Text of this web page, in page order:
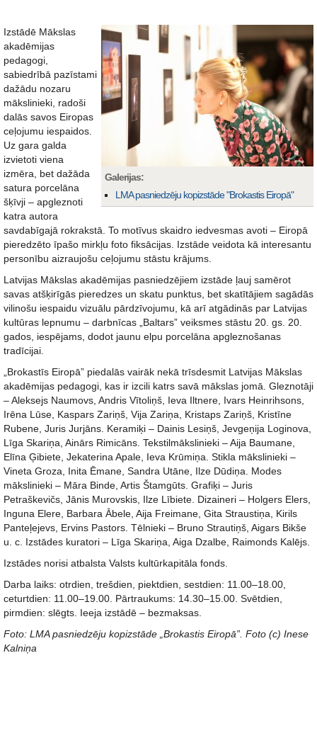
Galerijas:
LMA pasniedzēju kopizstāde "Brokastis Eiropā"
Izstādē Mākslas
akadēmijas
pedagogi,
sabiedrībā pazīstami
dažādu nozaru
mākslinieki, radoši
dalās savos Eiropas
ceļojumu iespaidos.
Uz gara galda
izvietoti viena
izmēra, bet dažāda
satura porcelāna
šķīvji – apgleznoti
katra autora
savdabīgajā rokrakstā. To motīvus skaidro iedvesmas avoti – Eiropā
pieredzēto īpašo mirkļu foto fiksācijas. Izstāde veidota kā interesantu
personību aizraujošu ceļojumu stāstu krājums.
Latvijas Mākslas akadēmijas pasniedzējiem izstāde ļauj samērot
savas atšķirīgās pieredzes un skatu punktus, bet skatītājiem sagādās
vilinošu iespaidu vizuālu pārdzīvojumu, kā arī atgādinās par Latvijas
kultūras lepnumu – darbnīcas „Baltars” veiksmes stāstu 20. gs. 20.
gados, iespējams, dodot jaunu elpu porcelāna apgleznošanas
tradīcijai.
„Brokastīs Eiropā” piedalās vairāk nekā trīsdesmit Latvijas Mākslas
akadēmijas pedagogi, kas ir izcili katrs savā mākslas jomā. Gleznotāji
– Aleksejs Naumovs, Andris Vītoliņš, Ieva Iltnere, Ivars Heinrihsons,
Irēna Lūse, Kaspars Zariņš, Vija Zariņa, Kristaps Zariņš, Kristīne
Rubene, Juris Jurjāns. Keramiķi – Dainis Lesiņš, Jevgeņija Loginova,
Līga Skariņa, Ainārs Rimicāns. Tekstilmākslinieki – Aija Baumane,
Elīna Ģibiete, Jekaterina Apale, Ieva Krūmiņa. Stikla mākslinieki –
Vineta Groza, Inita Ēmane, Sandra Utāne, Ilze Dūdiņa. Modes
mākslinieki – Māra Binde, Artis Štamgūts. Grafiķi – Juris
Petraškevičs, Jānis Murovskis, Ilze Lībiete. Dizaineri – Holgers Elers,
Inguna Elere, Barbara Ābele, Aija Freimane, Gita Straustiņa, Kirils
Panteļejevs, Ervins Pastors. Tēlnieki – Bruno Strautiņš, Aigars Bikše
u. c. Izstādes kuratori – Līga Skariņa, Aiga Dzalbe, Raimonds Kalējs.
Izstādes norisi atbalsta Valsts kultūrkapitāla fonds.
Darba laiks: otrdien, trešdien, piektdien, sestdien: 11.00–18.00,
ceturtdien: 11.00–19.00. Pārtraukums: 14.30–15.00. Svētdien,
pirmdien: slēgts. Ieeja izstādē – bezmaksas.
Foto: LMA pasniedzēju kopizstāde „Brokastis Eiropā”. Foto (c) Inese
Kalniņa